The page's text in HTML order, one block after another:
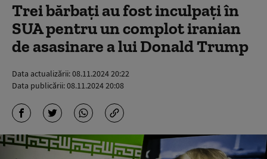
Trei bărbați au fost inculpați în
SUA pentru un complot iranian
de asasinare a lui Donald Trump
Data actualizării:08.11.2024 20:22
Data publicării:08.11.2024 20:08